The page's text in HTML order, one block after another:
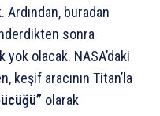
Ardından, buradan
sonra
olacak. NASA’daki
keşif aracının Titan’la
olarak